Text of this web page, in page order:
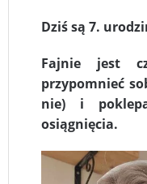
Dziś są 7.
Fajnie jest
przypomnieć
nie) i
osiągnięcia.